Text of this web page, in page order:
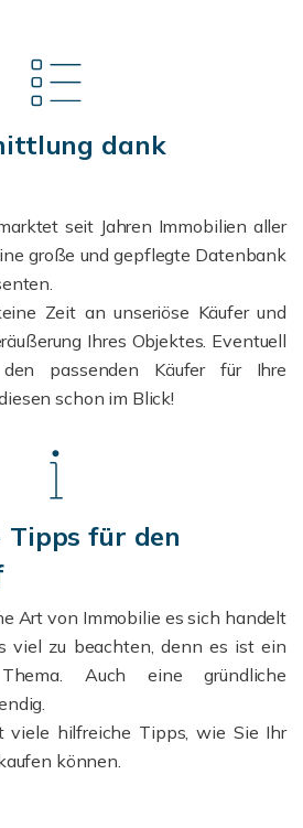
dank
seit Jahren Immobilien aller
große und gepflegte Datenbank
Zeit an unseriöse Käufer und
Ihres Objektes. Eventuell
passenden Käufer für Ihre
schon im Blick!
für den
Art von Immobilie es sich handelt
viel zu beachten, denn es ist ein
Auch eine gründliche
viele hilfreiche Tipps, wie Sie Ihr
können.